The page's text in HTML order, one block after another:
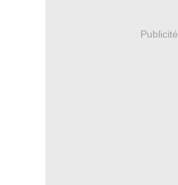
Publicité